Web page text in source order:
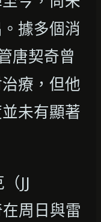
據多個消
唐契奇曾
療，但他
未有顯著
JJ
周日與雷